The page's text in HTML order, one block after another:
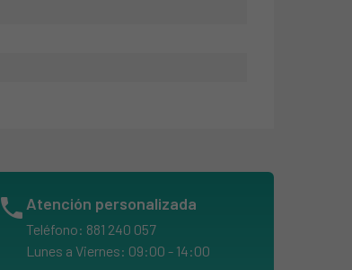
phone Atención personalizada
Teléfono: 881 240 057
Lunes a Viernes: 09:00 - 14:00